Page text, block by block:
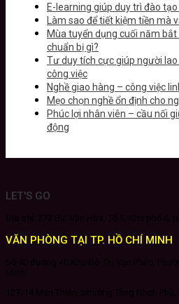
E-learning giúp duy trì đào
Làm sao để tiết kiệm tiền mà
Mùa tuyển dụng cuối năm
chuẩn bị gì?
Tư duy tích cực giúp người
công việc
Nghề giao hàng – công việc
Mẹo chọn nghề ổn định cho
Phúc lợi nhân viên – cầu nối
động
LET'S GO
VĂN PHÒNG TẠI TP. HỒ CHÍ MINH